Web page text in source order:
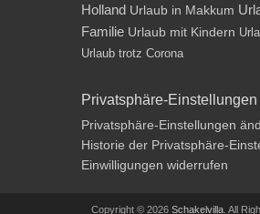
Holland Urlaub in Makkum
Familie Urlaub mit Kindern
Urlaub trotz Corona
Privatsphäre-Einstellungen
Privatsphäre-Einstellungen
Historie der Privatsphäre-
Einwilligungen widerrufen
Copyright © 2026 Schakelvilla. All